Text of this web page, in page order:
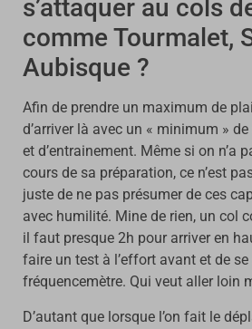
s’attaquer au cols
comme Tourmalet,
Aubisque ?
Afin de prendre un maximum de
d’arriver là avec un « minimum »
et d’entrainement. Même si on n’a
cours de sa préparation, ce n’est
juste de ne pas présumer de ces
avec humilité. Mine de rien, un col
il faut presque 2h pour arriver en
faire un test à l’effort avant et de se
fréquencemètre. Qui veut aller loin
D’autant que lorsque l’on fait le